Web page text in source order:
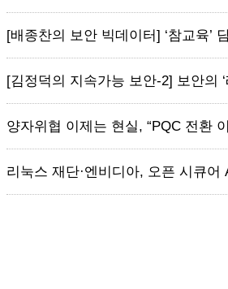
[배종찬의 보안 빅데이터] ‘참교육’
[김정덕의 지속가능 보안-2] 보안의
양자위협 이제는 현실, “PQC 전환
리눅스 재단·엔비디아, 오픈 시큐어